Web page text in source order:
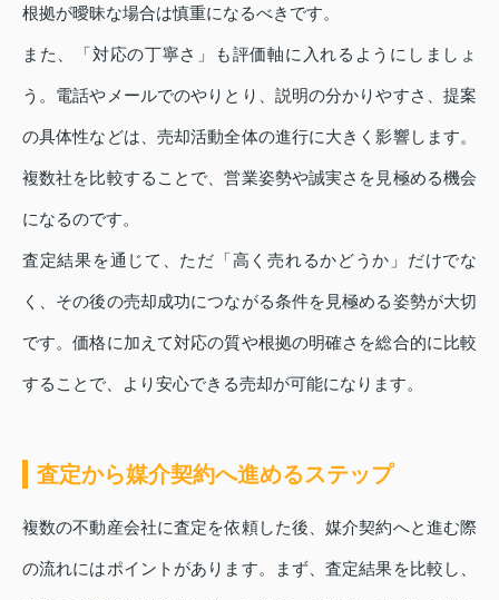
根拠が曖昧な場合は慎重になるべきです。
また、「対応の丁寧さ」も評価軸に入れるようにしましょ
う。電話やメールでのやりとり、説明の分かりやすさ、提案
の具体性などは、売却活動全体の進行に大きく影響します。
複数社を比較することで、営業姿勢や誠実さを見極める機会
になるのです。
査定結果を通じて、ただ「高く売れるかどうか」だけでな
く、その後の売却成功につながる条件を見極める姿勢が大切
です。価格に加えて対応の質や根拠の明確さを総合的に比較
することで、より安心できる売却が可能になります。
査定から媒介契約へ進めるステップ
複数の不動産会社に査定を依頼した後、媒介契約へと進む際
の流れにはポイントがあります。まず、査定結果を比較し、